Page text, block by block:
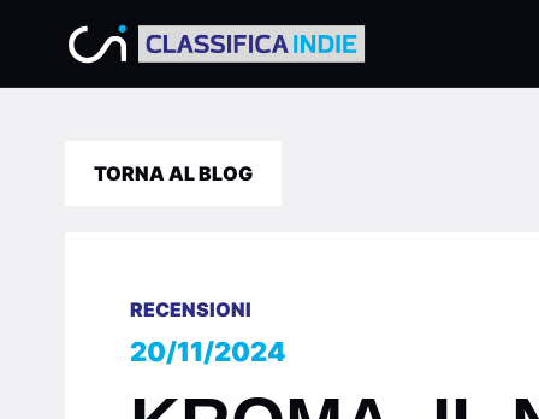
TORNA AL BLOG
RECENSIONI
20/11/2024